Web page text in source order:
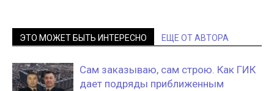
ЭТО МОЖЕТ БЫТЬ ИНТЕРЕСНО ЕЩЕ ОТ АВТОРА
Сам заказываю, сам строю. Как ГИК
дает подряды приближенным